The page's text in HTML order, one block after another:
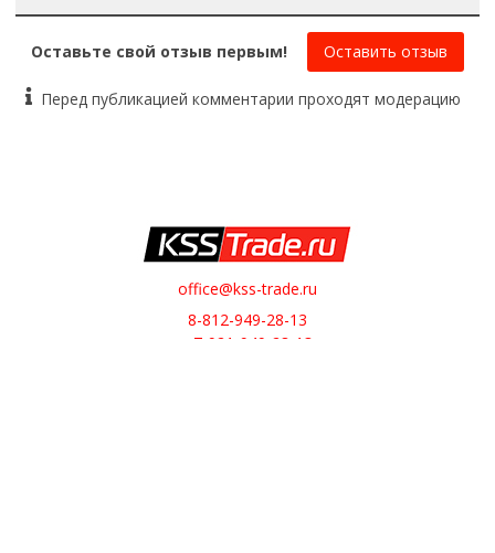
Оставьте свой отзыв первым! Оставить отзыв
Перед публикацией комментарии проходят модерацию
office@kss-trade.ru
8-812-949-28-13
+7-921-949-28-13